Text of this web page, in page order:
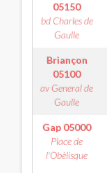
05150
bd Charles de
Gaulle
Briançon
05100
av General de
Gaulle
Gap 05000
Place de
l'Obèlisque